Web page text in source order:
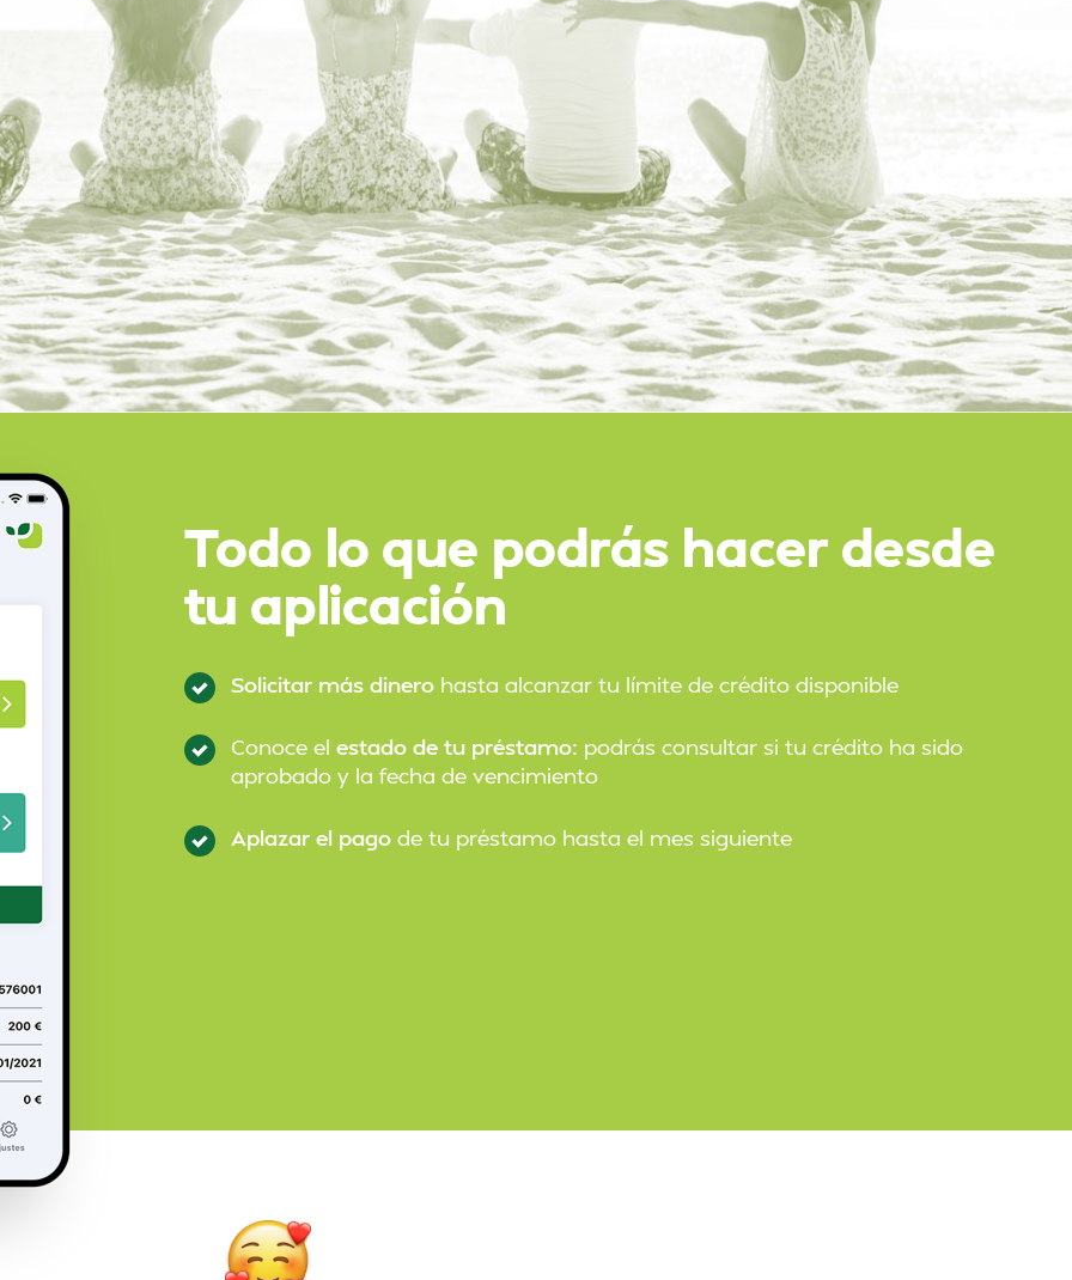
Todo lo que podrás hacer desde
tu aplicación
Solicitar más dinerohasta alcanzar tu límite de crédito disponible
Conoce el estado de tu préstamo: podrás consultar si tu crédito ha sido
aprobado y la fecha de vencimiento
Aplazar el pagode tu préstamo hasta el mes siguiente